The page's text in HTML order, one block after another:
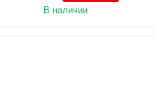
В наличии